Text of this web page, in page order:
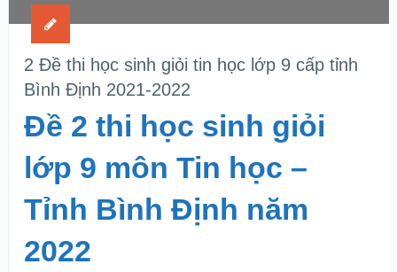
2 Đề thi học sinh giỏi tin học lớp 9 cấp tỉnh
Bình Định 2021-2022
Đề 2 thi học sinh giỏi
lớp 9 môn Tin học –
Tỉnh Bình Định năm
2022